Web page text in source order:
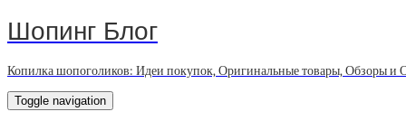
Шопинг Блог
Копилка шопоголиков: Идеи покупок, Оригинальные товары, Обзоры и
Toggle navigation